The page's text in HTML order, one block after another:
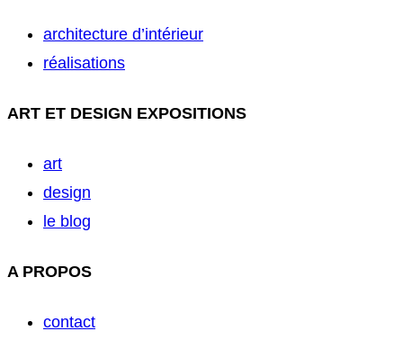
architecture d’intérieur
réalisations
ART ET DESIGN EXPOSITIONS
art
design
le blog
A PROPOS
contact